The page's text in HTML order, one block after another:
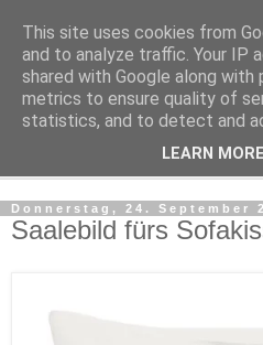
Kludge
Private Notizen aus Halle an
Donnerstag, 24. September
Saalebild fürs
This site uses cookies from
and to analyze traffic. Your IP
shared with Google along
metrics to ensure quality of
statistics, and to detect and
LEARN MORE